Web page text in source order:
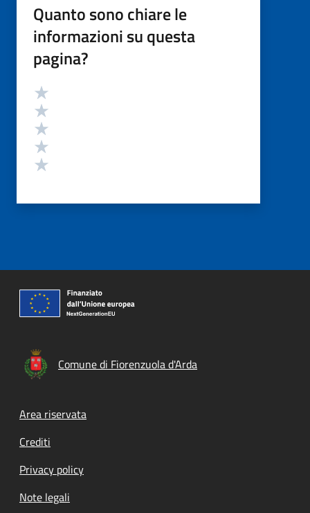
Quanto sono chiare le
informazioni su questa
pagina?
Valutazione
Comune di Fiorenzuola d'Arda
Footer menu
Area riservata
Crediti
Privacy policy
Note legali